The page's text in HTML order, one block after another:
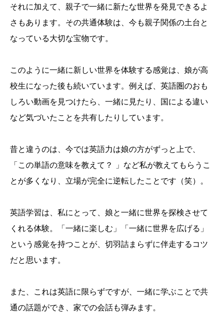
それに加えて、親子で一緒に新たな世界を発見できるよ
さもあります。その共通体験は、今も親子関係の土台と
なっている大切な宝物です。
このように一緒に新しい世界を体験する感覚は、娘が高
校生になった後も続いています。例えば、英語圏のおも
しろい動画を見つけたら、一緒に見たり、国による違い
など気づいたことを共有したりしています。
昔と違うのは、今では英語力は娘の方がずっと上で、
「この単語の意味を教えて？ 」など私が教えてもらうこ
とが多くなり、立場が完全に逆転したことです（笑）。
英語学習は、私にとって、娘と一緒に世界を探検させて
くれる体験。「一緒に楽しむ」「一緒に世界を広げる」
という感覚を持つことが、切羽詰まらずに伴走するコツ
だと思います。
また、これは英語に限らずですが、一緒に学ぶことで共
通の話題ができ、家での会話も弾みます。